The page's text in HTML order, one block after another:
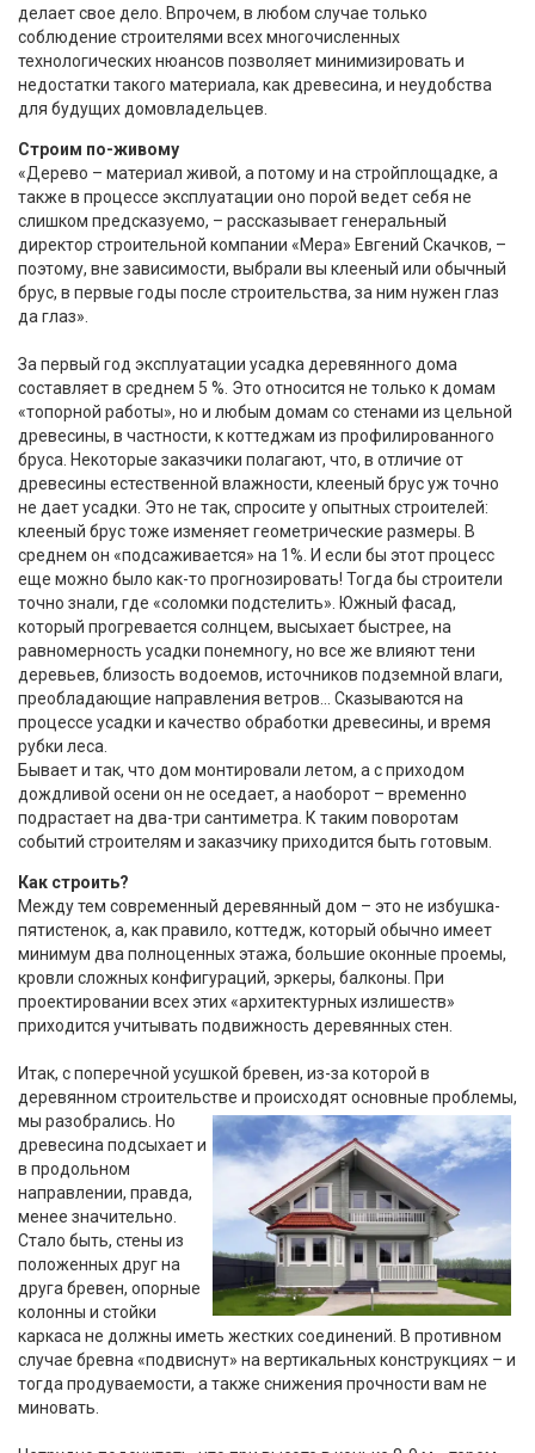
делает свое дело. Впрочем, в любом случае только
соблюдение строителями всех многочисленных
технологических нюансов позволяет минимизировать и
недостатки такого материала, как древесина, и неудобства
для будущих домовладельцев.
Строим по-живому
«Дерево – материал живой, а потому и на стройплощадке, а
также в процессе эксплуатации оно порой ведет себя не
слишком предсказуемо, – рассказывает генеральный
директор строительной компании «Мера» Евгений Скачков, –
поэтому, вне зависимости, выбрали вы клееный или обычный
брус, в первые годы после строительства, за ним нужен глаз
да глаз».
За первый год эксплуатации усадка деревянного дома
составляет в среднем 5 %. Это относится не только к домам
«топорной работы», но и любым домам со стенами из цельной
древесины, в частности, к коттеджам из профилированного
бруса. Некоторые заказчики полагают, что, в отличие от
древесины естественной влажности, клееный брус уж точно
не дает усадки. Это не так, спросите у опытных строителей:
клееный брус тоже изменяет геометрические размеры. В
среднем он «подсаживается» на 1%. И если бы этот процесс
еще можно было как-то прогнозировать! Тогда бы строители
точно знали, где «соломки подстелить». Южный фасад,
который прогревается солнцем, высыхает быстрее, на
равномерность усадки понемногу, но все же влияют тени
деревьев, близость водоемов, источников подземной влаги,
преобладающие направления ветров… Сказываются на
процессе усадки и качество обработки древесины, и время
рубки леса.
Бывает и так, что дом монтировали летом, а с приходом
дождливой осени он не оседает, а наоборот – временно
подрастает на два-три сантиметра. К таким поворотам
событий строителям и заказчику приходится быть готовым.
Как строить?
Между тем современный деревянный дом – это не избушка-
пятистенок, а, как правило, коттедж, который обычно имеет
минимум два полноценных этажа, большие оконные проемы,
кровли сложных конфигураций, эркеры, балконы. При
проектировании всех этих «архитектурных излишеств»
приходится учитывать подвижность деревянных стен.
Итак, с поперечной усушкой бревен, из-за которой в
деревянном строительстве и происходят основные проблемы,
мы разобрались. Но
древесина подсыхает и
в продольном
направлении, правда,
менее значительно.
Стало быть, стены из
положенных друг на
друга бревен, опорные
колонны и стойки
каркаса не должны иметь жестких соединений. В противном
случае бревна «подвиснут» на вертикальных конструкциях – и
тогда продуваемости, а также снижения прочности вам не
миновать.